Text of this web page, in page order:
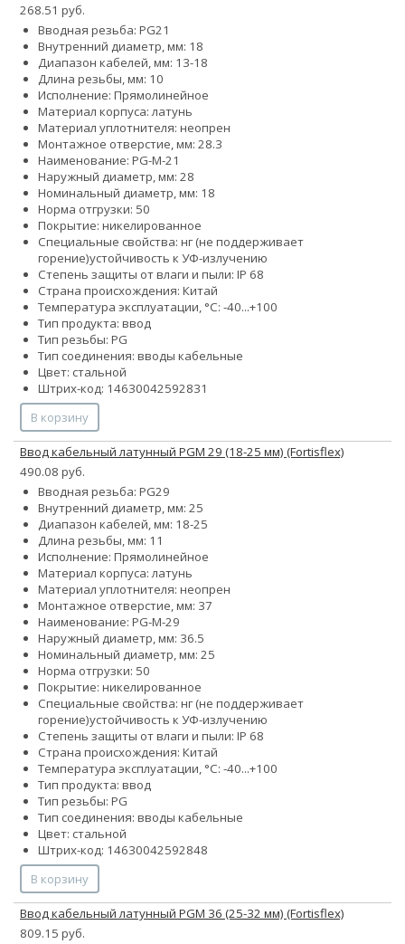
268.51 руб.
Вводная резьба: PG21
Внутренний диаметр, мм: 18
Диапазон кабелей, мм: 13-18
Длина резьбы, мм: 10
Исполнение: Прямолинейное
Материал корпуса: латунь
Материал уплотнителя: неопрен
Монтажное отверстие, мм: 28.3
Наименование: PG-M-21
Наружный диаметр, мм: 28
Номинальный диаметр, мм: 18
Норма отгрузки: 50
Покрытие: никелированное
Специальные свойства: нг (не поддерживает
горение)устойчивость к УФ-излучению
Степень защиты от влаги и пыли: IP 68
Страна происхождения: Китай
Температура эксплуатации, °С: -40...+100
Тип продукта: ввод
Тип резьбы: PG
Тип соединения: вводы кабельные
Цвет: стальной
Штрих-код: 14630042592831
В корзину
Ввод кабельный латунный PGM 29 (18-25 мм) (Fortisflex)
490.08 руб.
Вводная резьба: PG29
Внутренний диаметр, мм: 25
Диапазон кабелей, мм: 18-25
Длина резьбы, мм: 11
Исполнение: Прямолинейное
Материал корпуса: латунь
Материал уплотнителя: неопрен
Монтажное отверстие, мм: 37
Наименование: PG-M-29
Наружный диаметр, мм: 36.5
Номинальный диаметр, мм: 25
Норма отгрузки: 50
Покрытие: никелированное
Специальные свойства: нг (не поддерживает
горение)устойчивость к УФ-излучению
Степень защиты от влаги и пыли: IP 68
Страна происхождения: Китай
Температура эксплуатации, °С: -40...+100
Тип продукта: ввод
Тип резьбы: PG
Тип соединения: вводы кабельные
Цвет: стальной
Штрих-код: 14630042592848
В корзину
Ввод кабельный латунный PGM 36 (25-32 мм) (Fortisflex)
809.15 руб.